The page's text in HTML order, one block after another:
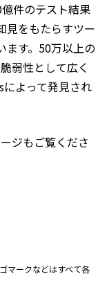
件のテスト結果
見をもたらすツー
ます。50万以上の
弱性として広く
よって発見され
ジもご覧くださ
マークなどはすべて各